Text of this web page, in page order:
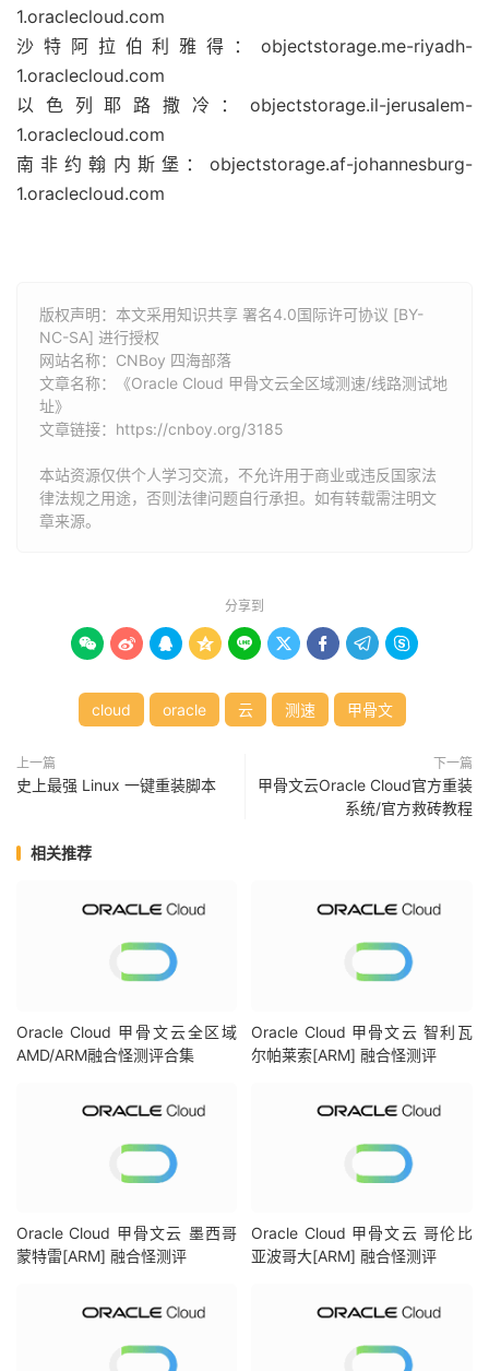
1.oraclecloud.com
沙特阿拉伯利雅得：objectstorage.me-riyadh-
1.oraclecloud.com
以色列耶路撒冷：objectstorage.il-jerusalem-
1.oraclecloud.com
南非约翰内斯堡：objectstorage.af-johannesburg-
1.oraclecloud.com
版权声明：本文采用知识共享 署名4.0国际许可协议 [BY-
NC-SA] 进行授权
网站名称： CNBoy 四海部落
文章名称：《Oracle Cloud 甲骨文云全区域测速/线路测试地
址》
文章链接： https://cnboy.org/3185
本站资源仅供个人学习交流，不允许用于商业或违反国家法
律法规之用途，否则法律问题自行承担。如有转载需注明文
章来源。
分享到
        
cloud oracle 云 测速 甲骨文
上一篇
史上最强 Linux 一键重装脚本
下一篇
甲骨文云Oracle Cloud官方重装
系统/官方救砖教程
相关推荐
Oracle Cloud 甲骨文云全区域
AMD/ARM融合怪测评合集
Oracle Cloud 甲骨文云 智利瓦
尔帕莱索[ARM] 融合怪测评
Oracle Cloud 甲骨文云 墨西哥
蒙特雷[ARM] 融合怪测评
Oracle Cloud 甲骨文云 哥伦比
亚波哥大[ARM] 融合怪测评